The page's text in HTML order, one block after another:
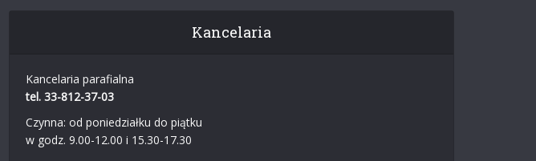
Kancelaria
Kancelaria parafialna
tel. 33-812-37-03
Czynna: od poniedziałku do piątku
w godz. 9.00-12.00 i 15.30-17.30